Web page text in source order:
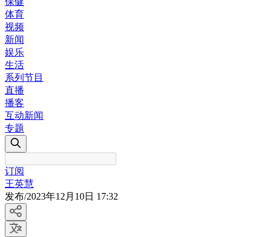
体育
视频
新闻
娱乐
生活
系列节目
直播
播客
互动新闻
专题
订阅
王英慧
发布/2023年12月10日 17:32